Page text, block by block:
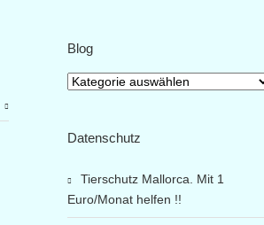
Blog
Blog
Datenschutz
Tierschutz Mallorca. Mit 1
Euro/Monat helfen !!